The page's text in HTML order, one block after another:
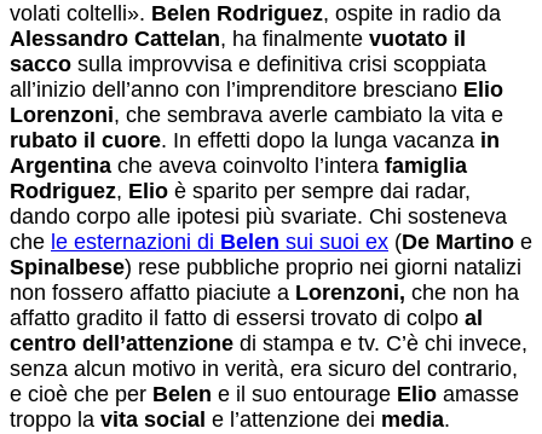
volati coltelli». Belen Rodriguez, ospite in radio da
Alessandro Cattelan, ha finalmente vuotato il
sacco sulla improvvisa e definitiva crisi scoppiata
all’inizio dell’anno con l’imprenditore bresciano Elio
Lorenzoni, che sembrava averle cambiato la vita e
rubato il cuore. In effetti dopo la lunga vacanza in
Argentina che aveva coinvolto l’intera famiglia
Rodriguez, Elio è sparito per sempre dai radar,
dando corpo alle ipotesi più svariate. Chi sosteneva
che le esternazioni di Belen sui suoi ex (De Martino e
Spinalbese) rese pubbliche proprio nei giorni natalizi
non fossero affatto piaciute a Lorenzoni, che non ha
affatto gradito il fatto di essersi trovato di colpo al
centro dell’attenzione di stampa e tv. C’è chi invece,
senza alcun motivo in verità, era sicuro del contrario,
e cioè che per Belen e il suo entourage Elio amasse
troppo la vita social e l’attenzione dei media.